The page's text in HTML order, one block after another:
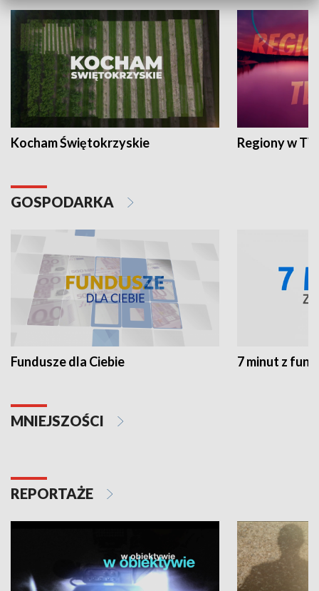
Kocham Świętokrzyskie Regiony w
GOSPODARKA
Fundusze dla Ciebie 7 minut z
MNIEJSZOŚCI
REPORTAŻE